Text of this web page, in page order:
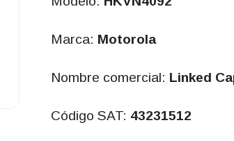
Marca: Motorola
Nombre comercial: Linked
Código SAT: 43231512